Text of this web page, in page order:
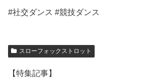
#社交ダンス #競技ダンス
スローフォックストロット
【特集記事】